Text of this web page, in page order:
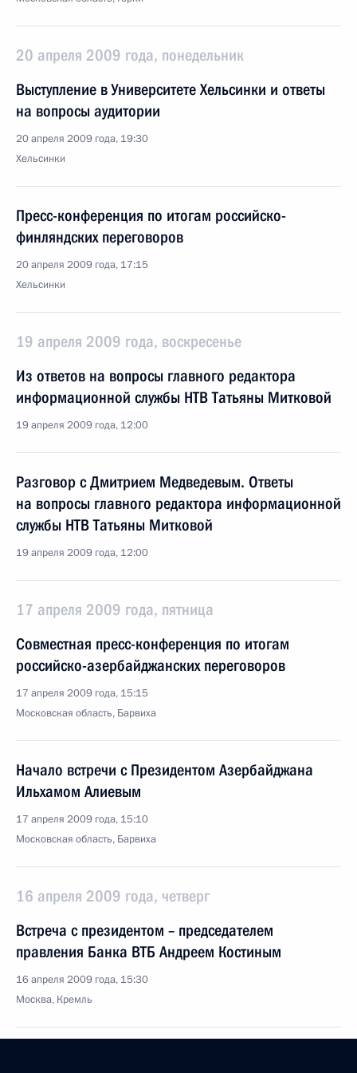
20 апреля 2009 года, понедельник
Выступление в Университете Хельсинки и ответы
на вопросы аудитории
20 апреля 2009 года, 19:30
Хельсинки
Пресс-конференция по итогам российско-
финляндских переговоров
20 апреля 2009 года, 17:15
Хельсинки
19 апреля 2009 года, воскресенье
Из ответов на вопросы главного редактора
информационной службы НТВ Татьяны Митковой
19 апреля 2009 года, 12:00
Разговор с Дмитрием Медведевым. Ответы
на вопросы главного редактора информационной
службы НТВ Татьяны Митковой
19 апреля 2009 года, 12:00
17 апреля 2009 года, пятница
Совместная пресс-конференция по итогам
российско-азербайджанских переговоров
17 апреля 2009 года, 15:15
Московская область, Барвиха
Начало встречи с Президентом Азербайджана
Ильхамом Алиевым
17 апреля 2009 года, 15:10
Московская область, Барвиха
16 апреля 2009 года, четверг
Встреча с президентом – председателем
правления Банка ВТБ Андреем Костиным
16 апреля 2009 года, 15:30
Москва, Кремль